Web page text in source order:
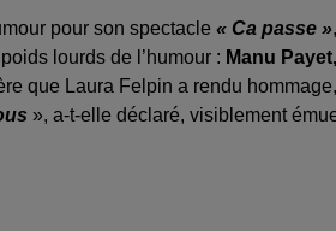
pour son spectacle « Ca passe »,
lourds de l’humour : Manu Payet,
que Laura Felpin a rendu hommage,
», a-t-elle déclaré, visiblement